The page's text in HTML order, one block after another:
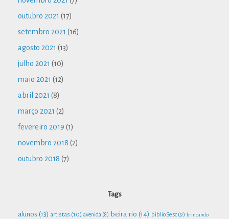
outubro 2021 (17)
setembro 2021 (16)
agosto 2021 (13)
julho 2021 (10)
maio 2021 (12)
abril 2021 (8)
março 2021 (2)
fevereiro 2019 (1)
novembro 2018 (2)
outubro 2018 (7)
Tags
alunos (13) artistas (10) avenida (8) beira rio (14) biblioSesc (9) brincando